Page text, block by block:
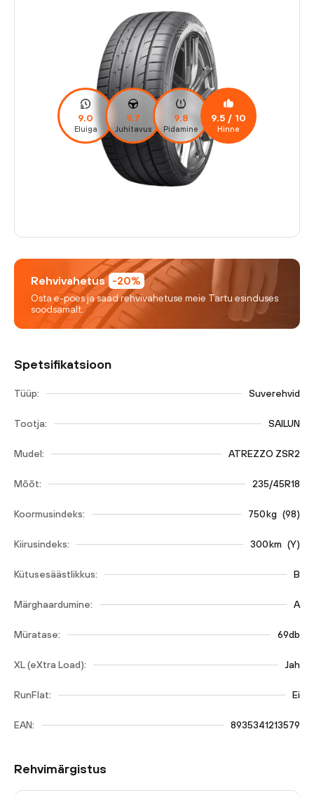
9.0
Eluiga
9.7
Juhitavus
9.8
Pidamine
9.5 / 10
Hinne
Rehvivahetus -20%
Osta e-poes ja saad rehvivahetuse meie Tartu esinduses
soodsamalt.
Spetsifikatsioon
Tüüp: Suverehvid
Tootja: SAILUN
Mudel: ATREZZO ZSR2
Mõõt: 235/45R18
Koormusindeks: 750kg (98)
Kiirusindeks: 300km (Y)
Kütusesäästlikkus: B
Märghaardumine: A
Müratase: 69db
XL (eXtra Load): Jah
RunFlat: Ei
EAN: 8935341213579
Rehvimärgistus